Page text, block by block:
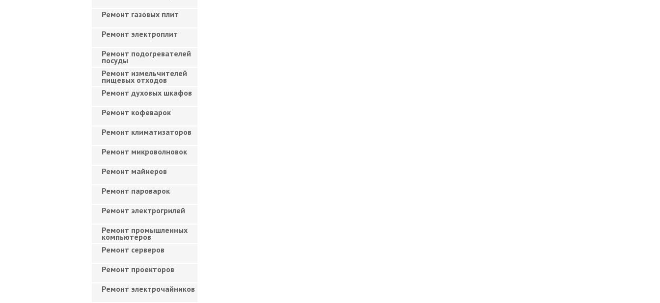
Ремонт газовых плит
Ремонт электроплит
Ремонт подогревателей
посуды
Ремонт измельчителей
пищевых отходов
Ремонт духовых шкафов
Ремонт кофеварок
Ремонт климатизаторов
Ремонт микроволновок
Ремонт майнеров
Ремонт пароварок
Ремонт электрогрилей
Ремонт промышленных
компьютеров
Ремонт серверов
Ремонт проекторов
Ремонт электрочайников